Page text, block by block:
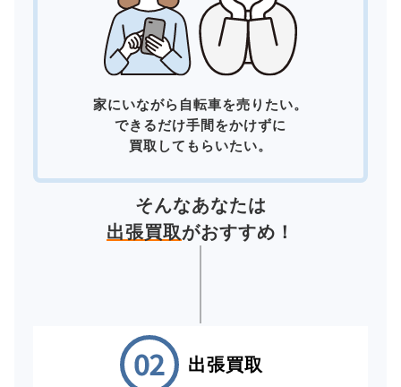
家にいながら自転車を売りたい。
できるだけ手間をかけずに
買取してもらいたい。
そんなあなたは
出張買取がおすすめ！
出張買取